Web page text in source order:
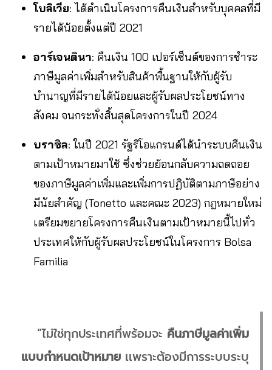
โบลิเวีย: ได้ดำเนินโครงการคืนเงินสำหรับบุคคลที่มี
รายได้น้อยตั้งแต่ปี 2021
อาร์เจนตินา: คืนเงิน 100 เปอร์เซ็นต์ของการชำระ
ภาษีมูลค่าเพิ่มสำหรับสินค้าพื้นฐานให้กับผู้รับ
บำนาญที่มีรายได้น้อยและผู้รับผลประโยชน์ทาง
สังคม จนกระทั่งสิ้นสุดโครงการในปี 2024
บราซิล: ในปี 2021 รัฐริโอแกรนด์ได้นำระบบคืนเงิน
ตามเป้าหมายมาใช้ ซึ่งช่วยย้อนกลับความถดถอย
ของภาษีมูลค่าเพิ่มและเพิ่มการปฏิบัติตามภาษีอย่าง
มีนัยสำคัญ (Tonetto และคณะ 2023) กฎหมายใหม่
เตรียมขยายโครงการคืนเงินตามเป้าหมายนี้ไปทั่ว
ประเทศให้กับผู้รับผลประโยชน์ในโครงการ Bolsa
Familia
“ไม่ใช่ทุกประเทศที่พร้อมจะ คืนภาษีมูลค่าเพิ่ม
แบบกำหนดเป้าหมาย เเพราะต้องมีการระบบระบุ